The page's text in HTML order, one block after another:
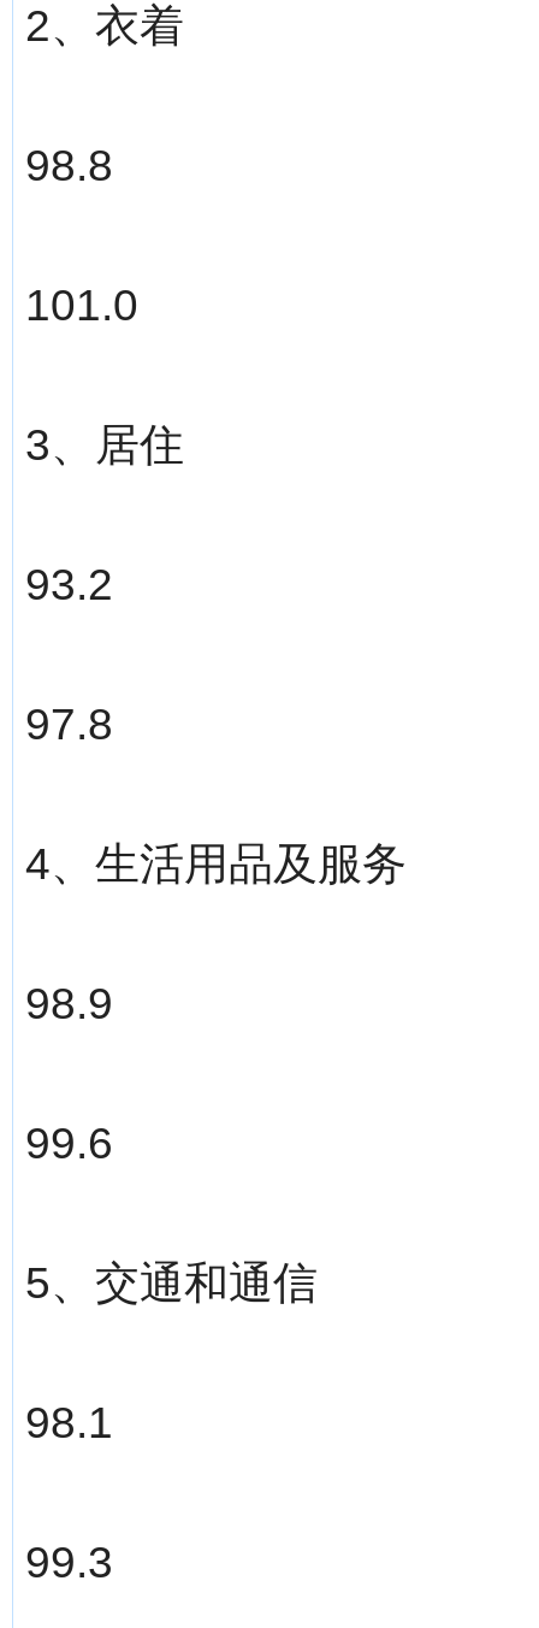
2、衣着
98.8
101.0
3、居住
93.2
97.8
4、生活用品及服务
98.9
99.6
5、交通和通信
98.1
99.3